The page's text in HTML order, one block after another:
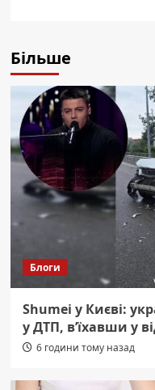
Більше
Блоги
Shumei у Києві:
у ДТП, в’їхавши у
6 години тому назад